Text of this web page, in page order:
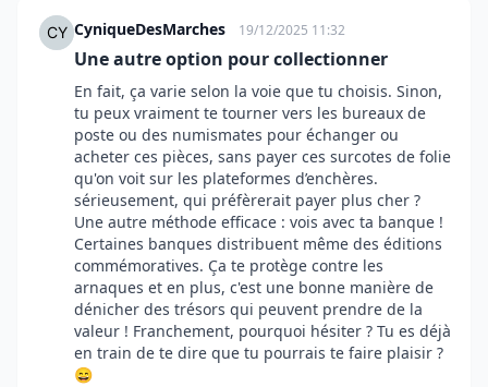
CyniqueDesMarches 19/12/2025 11:32
Une autre option pour collectionner
En fait, ça varie selon la voie que tu choisis. Sinon,
tu peux vraiment te tourner vers les bureaux de
poste ou des numismates pour échanger ou
acheter ces pièces, sans payer ces surcotes de folie
qu'on voit sur les plateformes d’enchères.
sérieusement, qui préfèrerait payer plus cher ?
Une autre méthode efficace : vois avec ta banque !
Certaines banques distribuent même des éditions
commémoratives. Ça te protège contre les
arnaques et en plus, c'est une bonne manière de
dénicher des trésors qui peuvent prendre de la
valeur ! Franchement, pourquoi hésiter ? Tu es déjà
en train de te dire que tu pourrais te faire plaisir ?
😄